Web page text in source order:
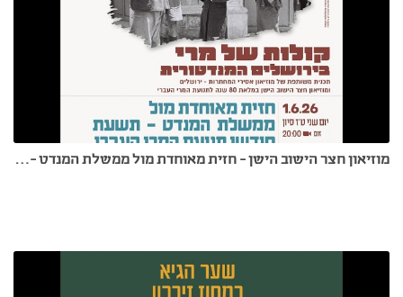
מוזיאון חצר הישוב הישן - חזית מאוחדת מול ממשלת המנדט - תנועת המרי העברי - ד"ר אורי קוסובסקי 1.6.26